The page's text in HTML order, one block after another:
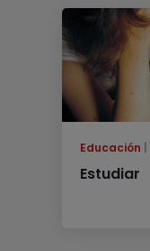
Educación
Estudiar